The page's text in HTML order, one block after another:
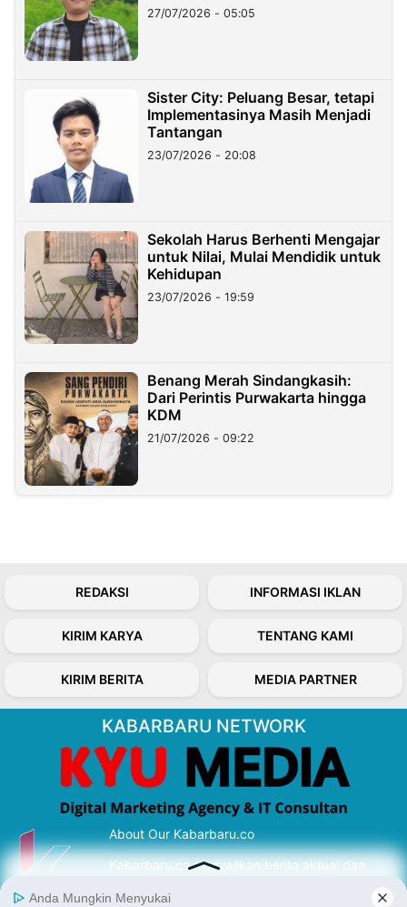
27/07/2026 - 05:05
Sister City: Peluang Besar, tetapi
Implementasinya Masih Menjadi
Tantangan
23/07/2026 - 20:08
Sekolah Harus Berhenti Mengajar
untuk Nilai, Mulai Mendidik untuk
Kehidupan
23/07/2026 - 19:59
Benang Merah Sindangkasih:
Dari Perintis Purwakarta hingga
KDM
21/07/2026 - 09:22
REDAKSI INFORMASI IKLAN
KIRIM KARYA TENTANG KAMI
KIRIM BERITA MEDIA PARTNER
KABARBARU NETWORK
About Our Kabarbaru.co
Kabarbaru.co menyajikan berita aktual dan
serta terverifikasi dari sumber yang tepat.